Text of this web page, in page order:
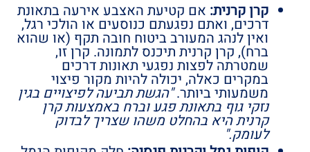
קרן קרנית: אם קטיעת האצבע אירעה בתאונת
דרכים, ואתם נפגעתם כנוסעים או הולכי רגל,
ואין לנהג המעורב ביטוח חובה תקף (או שהוא
ברח), קרן קרנית תיכנס לתמונה. קרן זו,
שמטרתה לפצות נפגעי תאונות דרכים
במקרים כאלה, יכולה להיות מקור פיצוי
משמעותי ביותר."הגשת תביעה לפיצויים בגין
נזקי גוף בתאונת פגע וברח באמצעות קרן
קרנית היא בהחלט משהו שצריך לבדוק
לעומק."